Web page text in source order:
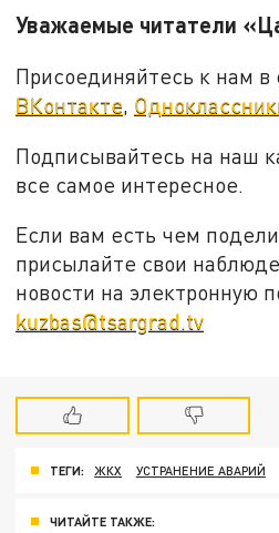
Уважаемые читатели
Присоединяйтесь к нам в
ВКонтакте,
Подписывайтесь на наш
все самое интересное.
Если вам есть чем
присылайте свои
новости на электронную
kuzbas@tsargrad.tv
ТЕГИ: ЖКХ УСТРАНЕНИЕ АВАРИЙ
ЧИТАЙТЕ ТАКЖЕ: